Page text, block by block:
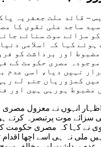
– قائد ملت جعفریہ
سید ساجد علی نقوی کا
سزائے موت سنائے
ہوئے کہا کہ اسلامی
اور برداشت کو
مصری حکومت کے
نہیں دیا، اسی عدم
کمزوریاں جنم لے
مضبوط ہورہی ہیں اور
اظہار انہوں نے معزول
سزائے موت پرتبصرہ کرتے
نے کہا کہ مصری حکومت
ملی نہ ہی اسے اچھا